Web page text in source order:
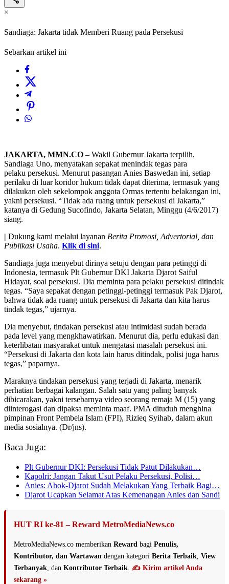
×
Sandiaga: Jakarta tidak Memberi Ruang pada Persekusi
Sebarkan artikel ini
JAKARTA, MMN.CO – Wakil Gubernur Jakarta terpilih,
Sandiaga Uno, menyatakan sepakat menindak tegas para
pelaku persekusi. Menurut pasangan Anies Baswedan ini, setiap
perilaku di luar koridor hukum tidak dapat diterima, termasuk yang
dilakukan oleh sekelompok anggota Ormas tertentu belakangan ini,
yakni persekusi. “Tidak ada ruang untuk persekusi di Jakarta,”
katanya di Gedung Sucofindo, Jakarta Selatan, Minggu (4/6/2017)
siang.
| Dukung kami melalui layanan Berita Promosi, Advertorial, dan
Publikasi Usaha. Klik di sini.
Sandiaga juga menyebut dirinya setuju dengan para petinggi di
Indonesia, termasuk Plt Gubernur DKI Jakarta Djarot Saiful
Hidayat, soal persekusi. Dia meminta para pelaku persekusi ditindak
tegas. “Saya sepakat dengan petinggi-petinggi termasuk Pak Djarot,
bahwa tidak ada ruang untuk persekusi di Jakarta dan kita harus
tindak tegas,” ujarnya.
Dia menyebut, tindakan persekusi atau intimidasi sudah berada
pada level yang mengkhawatirkan. Menurut dia, perlu edukasi dan
keterlibatan masyarakat untuk mengatasi masalah persekusi ini.
“Persekusi di Jakarta dan kota lain harus ditindak, polisi juga harus
tegas,” paparnya.
Maraknya tindakan persekusi yang terjadi di Jakarta, menarik
perhatian berbagai kalangan. Salah satu yang paling banyak
dibicarakan, yakni tersebarnya video seorang remaja M (15) yang
diinterogasi dan dipaksa meminta maaf. PMA dituduh menghina
pimpinan Front Pembela Islam (FPI), Rizieq Syihab, dalam akun
media sosialnya. (Dr/jns).
Baca Juga:
Plt Gubernur DKI: Persekusi Tidak Patut Dilakukan…
Kapolri: Jangan Takut Usut Pelaku Persekusi, Polisi…
Anies: Ahok-Djarot Sudah Melakukan Yang Terbaik Bagi…
Djarot Ucapkan Selamat Atas Kemenangan Anies dan Sandi
HUT RI ke-81 – Reward MetroMediaNews.co
MetroMediaNews.co memberikan Reward bagi Penulis,
Kontributor, dan Wartawan dengan kategori Berita Terbaik View
Terbanyak , dan Kontributor Terbaik ✍️ Kirim artikel Anda
sekarang »